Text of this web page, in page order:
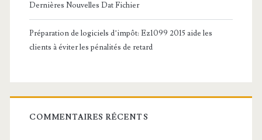
Dernières Nouvelles Dat Fichier
Préparation de logiciels d’impôt: Ez1099 2015 aide les
clients à éviter les pénalités de retard
COMMENTAIRES RÉCENTS